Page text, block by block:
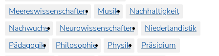
Meereswissenschaften
Musik
Nachhaltigkeit
Nachwuchs
Neurowissenschaften
Niederlandistik
Pädagogik
Philosophie Physik
Präsidium